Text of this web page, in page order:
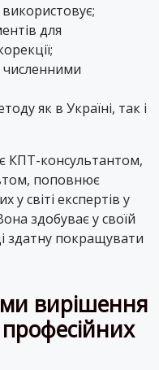
для
численними
як в Україні, так і
КПТ-консультантом,
поповнює
у світі експертів у
здобуває у своїй
здатну покращувати
вирішення